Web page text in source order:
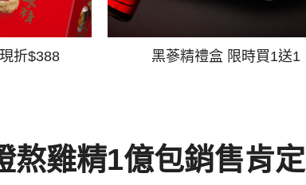
折$388 黑蔘精禮盒 限時買1送1
熬雞精1億包銷售肯定